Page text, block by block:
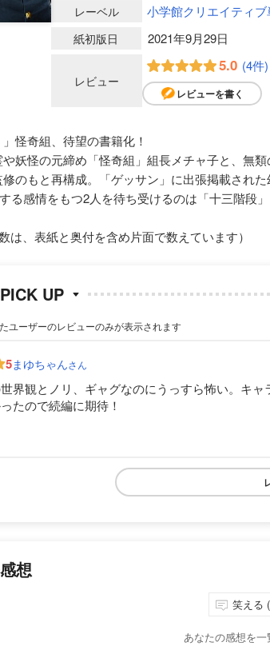
レーベル 小学館クリエイティブ
紙初版日 2021年9月29日
レビュー
5.0 (4件)
レビューを書く
」怪奇組、待望の書籍化！
や妖怪の元締め「怪奇組」組長メチャ子と、無
のもと再構成。「ゲッサン」に出張掲載され
る感情をもつ2人を待ち受けるのは「十三階段
は、表紙と奥付を含め片面で数えています）
UP
ユーザーのレビューのみが表示されます
5まゆちゃんさん
界観とノリ、ギャグなのにうっすら怖い。キ
たので続編に期待！
想
笑える
あなたの感想を一